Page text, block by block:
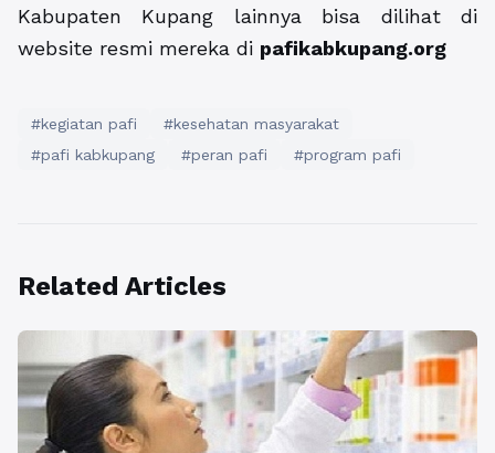
Kabupaten Kupang lainnya bisa dilihat di
website resmi mereka di pafikabkupang.org
#kegiatan pafi
#kesehatan masyarakat
#pafi kabkupang
#peran pafi #program pafi
Related Articles